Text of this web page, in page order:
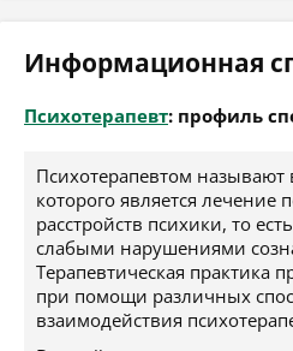
Информационная
Психотерапевт: профиль
Психотерапевтом называют
которого является лечение
расстройств психики, то
слабыми нарушениями
Терапевтическая практика
при помощи различных
взаимодействия